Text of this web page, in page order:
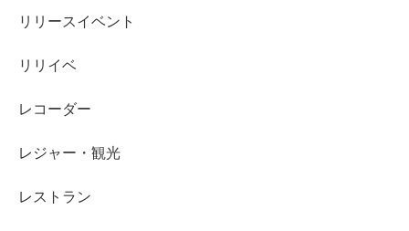
リリースイベント
リリイベ
レコーダー
レジャー・観光
レストラン